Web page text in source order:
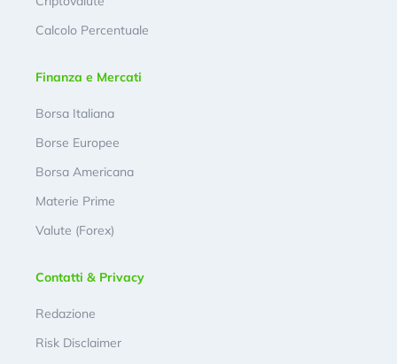
Calcolo Percentuale
Finanza e Mercati
Borsa Italiana
Borse Europee
Borsa Americana
Materie Prime
Valute (Forex)
Contatti & Privacy
Redazione
Risk Disclaimer